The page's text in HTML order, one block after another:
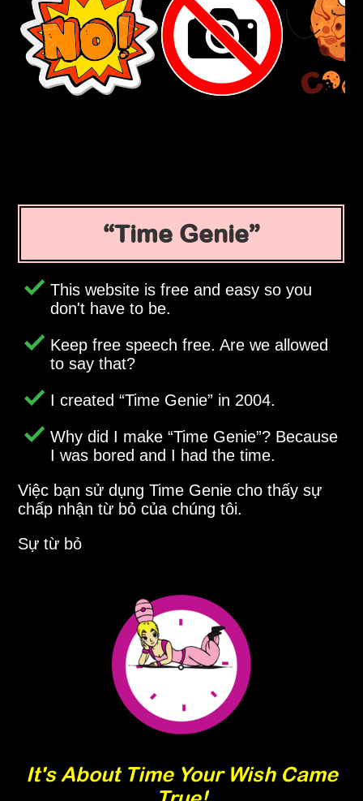
Time Genie
This website is free and easy so you
don't have to be.
Keep free speech free. Are we allowed
to say that?
I created Time Genie in 2004.
Why did I make Time Genie ? Because
I was bored and I had the time.
Việc bạn sử dụng Time Genie cho thấy sự
chấp nhận từ bỏ của chúng tôi.
Sự từ bỏ
It's About Time Your Wish Came